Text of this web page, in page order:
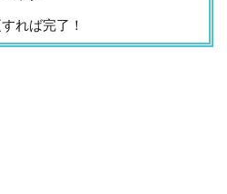
れば完了！